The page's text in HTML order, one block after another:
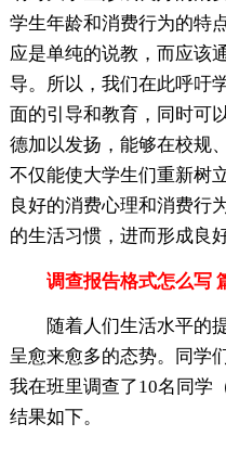
学生年龄和消费行为的特
应是单纯的说教，而应该
导。所以，我们在此呼吁
面的引导和教育，同时可
德加以发扬，能够在校规
不仅能使大学生们重新树
良好的消费心理和消费行
的生活习惯，进而形成良
调查报告格式怎么写
随着人们生活水平的提
呈愈来愈多的态势。同学
我在班里调查了10名同学
结果如下。